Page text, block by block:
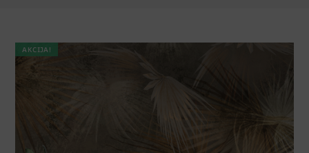
AKCIJA!